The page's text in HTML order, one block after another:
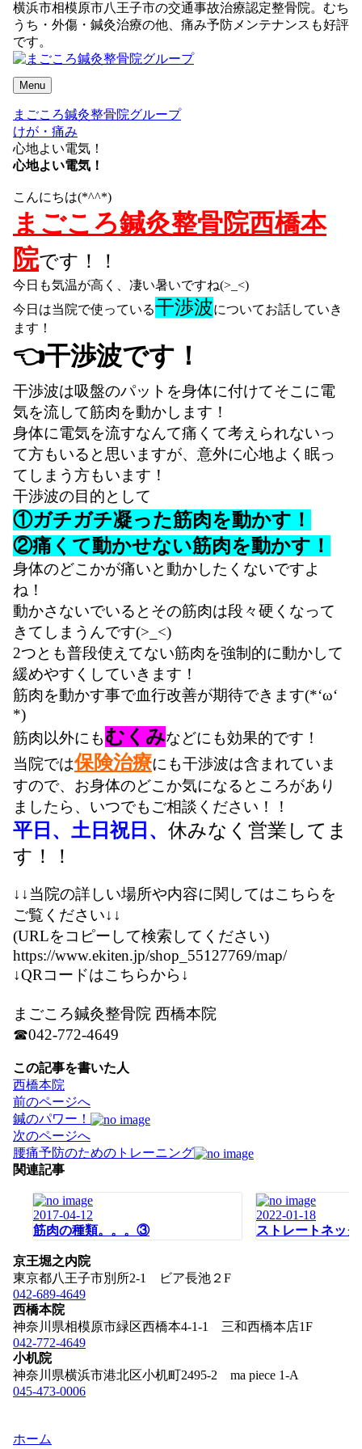
横浜市相模原市八王子市の交通事故治療認定整骨院。むち
うち・外傷・鍼灸治療の他、痛み予防メンテナンスも好評
です。
Menu
まごころ鍼灸整骨院グループ
けが・痛み
心地よい電気！
心地よい電気！
こんにちは(*^^*)
まごころ鍼灸整骨院西橋本
院です！！
今日も気温が高く、凄い暑いですね(>_<)
今日は当院で使っている干渉波についてお話していき
ます！
👈干渉波です！
干渉波は吸盤のパットを身体に付けてそこに電
気を流して筋肉を動かします！
身体に電気を流すなんて痛くて考えられないっ
て方もいると思いますが、意外に心地よく眠っ
てしまう方もいます！
干渉波の目的として
①ガチガチ凝った筋肉を動かす！
②痛くて動かせない筋肉を動かす！
身体のどこかが痛いと動かしたくないですよ
ね！
動かさないでいるとその筋肉は段々硬くなって
きてしまうんです(>_<)
2つとも普段使えてない筋肉を強制的に動かして
緩めやすくしていきます！
筋肉を動かす事で血行改善が期待できます(*‘ω‘
*)
筋肉以外にもむくみなどにも効果的です！
当院では保険治療にも干渉波は含まれていま
すので、お身体のどこか気になるところがあり
ましたら、いつでもご相談ください！！
平日、土日祝日、 休みなく営業してま
す！！
↓↓当院の詳しい場所や内容に関してはこちらを
ご覧ください↓↓
(URLをコピーして検索してください)
https://www.ekiten.jp/shop_55127769/map/
↓QRコードはこちらから↓
まごころ鍼灸整骨院 西橋本院
☎042-772-4649
この記事を書いた人
西橋本院
投
稿
ナ
ビ
ゲ
前のページへ
鍼のパワー！
次のページへ
腰痛予防のためのトレーニング
関連記事
2017-04-12
筋肉の種類。。。③
2022-01-18
ストレートネック
京王堀之内院
東京都八王子市別所2-1 ビア長池２F
042-689-4649
西橋本院
神奈川県相模原市緑区西橋本4-1-1 三和西橋本店1F
042-772-4649
小机院
神奈川県横浜市港北区小机町2495-2 ma piece 1-A
045-473-0006
ホーム